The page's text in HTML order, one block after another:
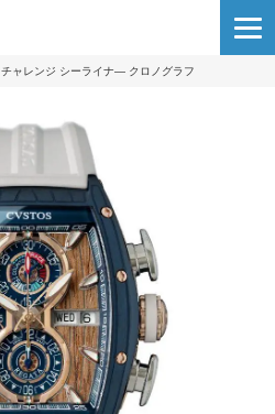
チャレンジ シーライナ― クロノグラフ